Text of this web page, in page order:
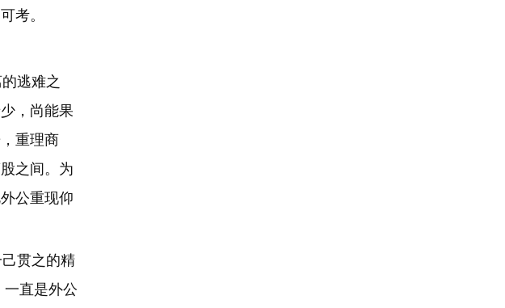
考。
逃难之
，尚能果
重理商
之间。为
公重现仰
贯之的精
直是外公